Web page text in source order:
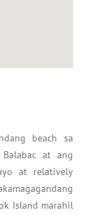
beach sa
at ang
at relatively
Island marahil